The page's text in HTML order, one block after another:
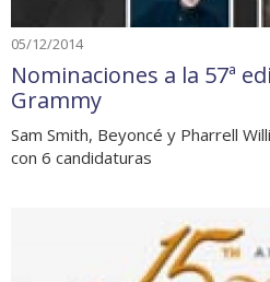
05/12/2014
Nominaciones a la 57ª
Grammy
Sam Smith, Beyoncé y Pharrell
con 6 candidaturas